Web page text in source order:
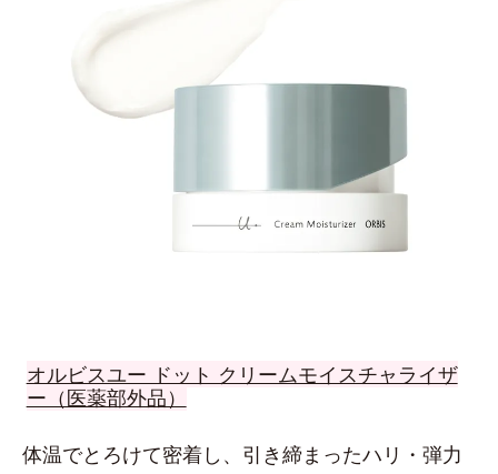
オルビスユー ドット クリームモイスチャライザ
ー（医薬部外品）
体温でとろけて密着し、引き締まったハリ・弾力